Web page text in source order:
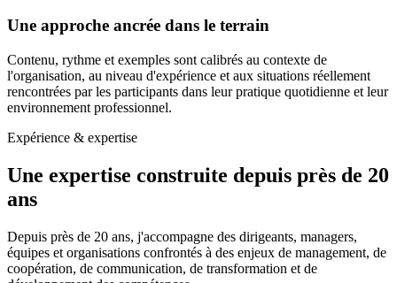
Une approche ancrée dans le terrain
Contenu, rythme et exemples sont calibrés au contexte de
l'organisation, au niveau d'expérience et aux situations réellement
rencontrées par les participants dans leur pratique quotidienne et leur
environnement professionnel.
Expérience & expertise
Une expertise construite depuis près de 20
ans
Depuis près de 20 ans, j'accompagne des dirigeants, managers,
équipes et organisations confrontés à des enjeux de management, de
coopération, de communication, de transformation et de